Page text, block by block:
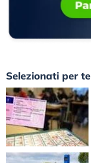
Selezionati per te